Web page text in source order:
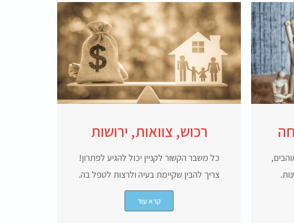
רכוש, צוואות, ירושות
כל משבר הקשור לקניין יכול להגיע לפתרון!
צריך להבין שקיימת בעיה ולרצות לטפל בה.
קרא עוד